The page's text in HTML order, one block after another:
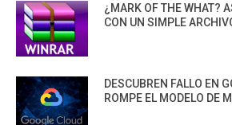
¿MARK OF THE WHAT?
CON UN SIMPLE
DESCUBREN FALLO EN
ROMPE EL MODELO DE